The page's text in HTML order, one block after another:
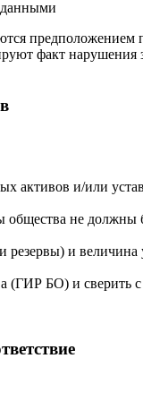
данными
факт
активов и/или
не должны
и
(ГИР БО) и сверить